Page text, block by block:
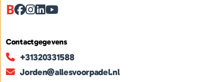
B
Contactgegevens
+31320331588
Jorden@allesvoorpadel.nl